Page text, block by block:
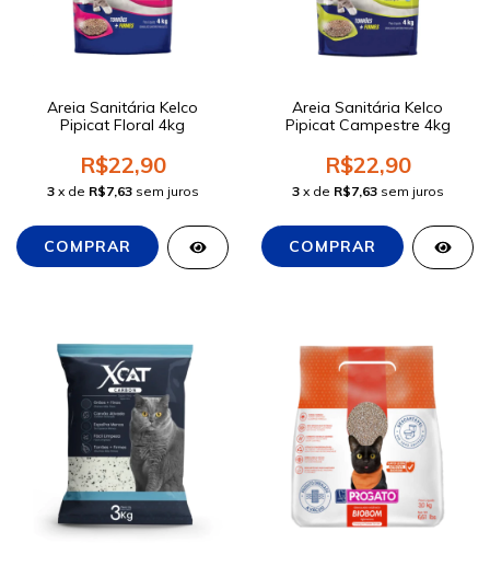
Areia Sanitária Kelco
Pipicat Floral 4kg
R$22,90
3 x de R$7,63 sem juros
Areia Sanitária Kelco
Pipicat Campestre 4kg
R$22,90
3 x de R$7,63 sem juros